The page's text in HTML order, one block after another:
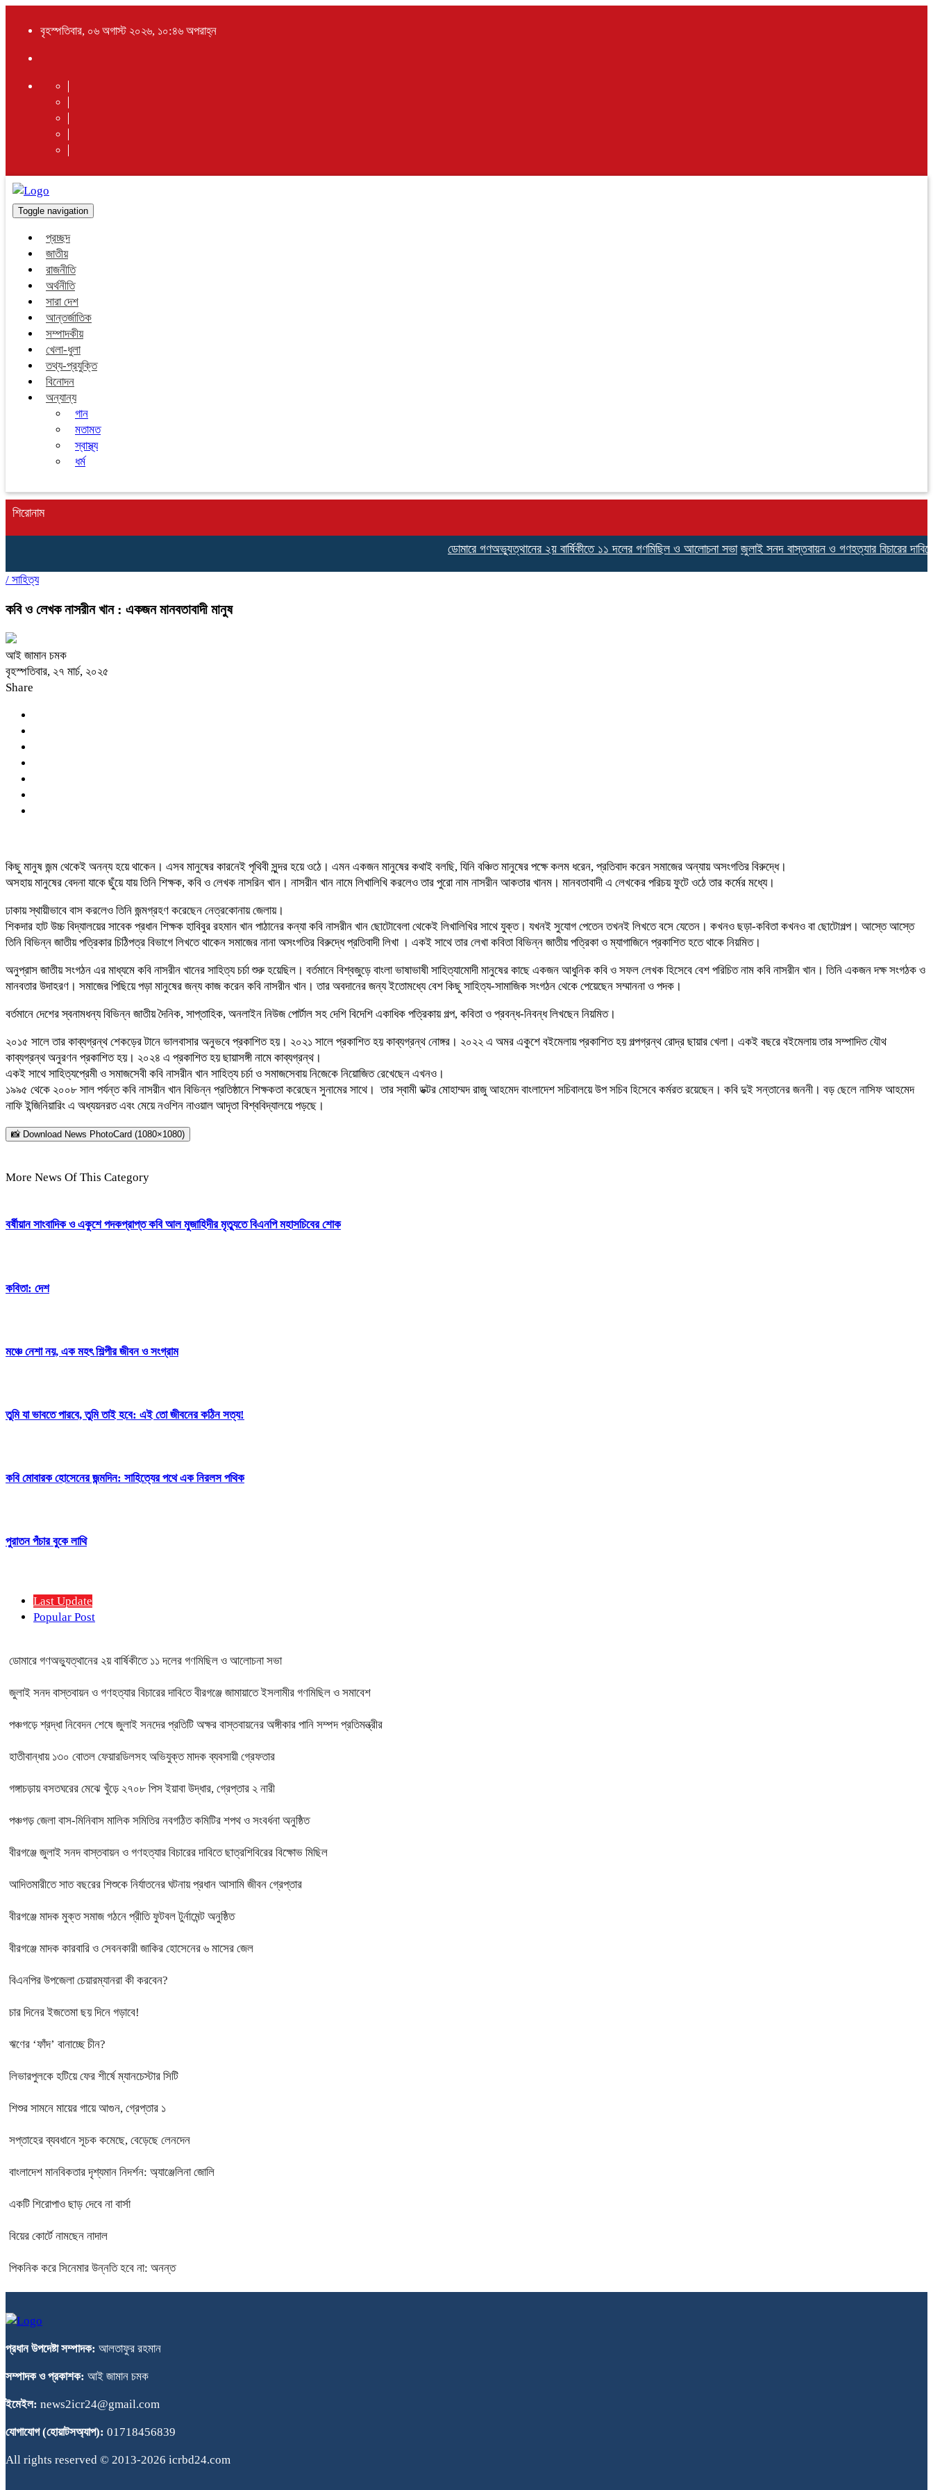
বৃহস্পতিবার, ০৬ অগাস্ট ২০২৬, ১০:৪৬ অপরাহ্ন
Toggle navigation
প্রচ্ছদ
জাতীয়
রাজনীতি
অর্থনীতি
সারা দেশ
আন্তর্জাতিক
সম্পাদকীয়
খেলা-ধুলা
তথ্য-প্রযুক্তি
বিনোদন
অন্যান্য
গান
মতামত
স্বাস্থ্য
ধর্ম
শিরোনাম
ডোমারে গণঅভ্যুত্থানের ২য় বার্ষিকীতে ১১ দলের গণমিছিল ও আলোচনা সভা জুলাই সনদ বাস্তবায়ন ও গণহত্যার বিচারের দাবিতে
/ সাহিত্য
কবি ও লেখক নাসরীন খান : একজন মানবতাবাদী মানুষ
আই জামান চমক
বৃহস্পতিবার, ২৭ মার্চ, ২০২৫
Share
কিছু মানুষ জন্ম থেকেই অনন্য হয়ে থাকেন। এসব মানুষের কারনেই পৃথিবী সুন্দর হয়ে ওঠে। এমন একজন মানুষের কথাই বলছি, যিনি বঞ্চিত মানুষের পক্ষে কলম ধরেন, প্রতিবাদ করেন সমাজের অন্যায় অসংগতির বিরুদ্ধে।
অসহায় মানুষের বেদনা যাকে ছুঁয়ে যায় তিনি শিক্ষক, কবি ও লেখক নাসরিন খান। নাসরীন খান নামে লিখালিখি করলেও তার পুরো নাম নাসরীন আকতার খানম। মানবতাবাদী এ লেখকের পরিচয় ফুটে ওঠে তার কর্মের মধ্যে।
ঢাকায় স্থায়ীভাবে বাস করলেও তিনি জন্মগ্রহণ করেছেন নেত্রকোনায় জেলায়।
শিকদার হাট উচ্চ বিদ্যালয়ের সাবেক প্রধান শিক্ষক হাবিবুর রহমান খান পাঠানের কন্যা কবি নাসরীন খান ছোটোবেলা থেকেই লিখালিখির সাথে যুক্ত। যখনই সুযোগ পেতেন তখনই লিখতে বসে যেতেন। কখনও ছড়া-কবিতা কখনও বা ছোটোগল্প। আস্তে আস্তে
তিনি বিভিন্ন জাতীয় পত্রিকার চিঠিপত্র বিভাগে লিখতে থাকেন সমাজের নানা অসংগতির বিরুদ্ধে প্রতিবাদী লিখা । একই সাথে তার লেখা কবিতা বিভিন্ন জাতীয় পত্রিকা ও ম্যাগাজিনে প্রকাশিত হতে থাকে নিয়মিত।
অনুপ্রাস জাতীয় সংগঠন এর মাধ্যমে কবি নাসরীন খানের সাহিত্য চর্চা শুরু হয়েছিল। বর্তমানে বিশ্বজুড়ে বাংলা ভাষাভাষী সাহিত্যামোদী মানুষের কাছে একজন আধুনিক কবি ও সফল লেখক হিসেবে বেশ পরিচিত নাম কবি নাসরীন খান। তিনি একজন দক্ষ সংগঠক ও
মানবতার উদাহরণ। সমাজের পিছিয়ে পড়া মানুষের জন্য কাজ করেন কবি নাসরীন খান। তার অবদানের জন্য ইতোমধ্যে বেশ কিছু সাহিত্য-সামাজিক সংগঠন থেকে পেয়েছেন সম্মাননা ও পদক।
বর্তমানে দেশের স্বনামধন্য বিভিন্ন জাতীয় দৈনিক, সাপ্তাহিক, অনলাইন নিউজ পোর্টাল সহ দেশি বিদেশি একাধিক পত্রিকায় গল্প, কবিতা ও প্রবন্ধ-নিবন্ধ লিখছেন নিয়মিত।
২০১৫ সালে তার কাব্যগ্রন্থ শেকড়ের টানে ভালবাসার অনুভবে প্রকাশিত হয়। ২০২১ সালে প্রকাশিত হয় কাব্যগ্রন্থ নোঙ্গর। ২০২২ এ অমর একুশে বইমেলায় প্রকাশিত হয় গল্পগ্রন্থ রোদ্র ছায়ার খেলা। একই বছরে বইমেলায় তার সম্পাদিত যৌথ
কাব্যগ্রন্থ অনুরণন প্রকাশিত হয়। ২০২৪ এ প্রকাশিত হয় ছায়াসঙ্গী নামে কাব্যগ্রন্থ।
একই সাথে সাহিত্যপ্রেমী ও সমাজসেবী কবি নাসরীন খান সাহিত্য চর্চা ও সমাজসেবায় নিজেকে নিয়োজিত রেখেছেন এখনও।
১৯৯৫ থেকে ২০০৮ সাল পর্যন্ত কবি নাসরীন খান বিভিন্ন প্রতিষ্ঠানে শিক্ষকতা করেছেন সুনামের সাথে। তার স্বামী ডক্টর মোহাম্মদ রাজু আহমেদ বাংলাদেশ সচিবালয়ে উপ সচিব হিসেবে কর্মরত রয়েছেন। কবি দুই সন্তানের জননী। বড় ছেলে নাসিফ আহমেদ
নাফি ইন্জিনিয়ারিং এ অধ্যয়নরত এবং মেয়ে নওশিন নাওয়াল আদৃতা বিশ্ববিদ্যালয়ে পড়ছে।
📸 Download News PhotoCard (1080×1080)
More News Of This Category
বর্ষীয়ান সাংবাদিক ও একুশে পদকপ্রাপ্ত কবি আল মুজাহিদীর মৃত্যুতে বিএনপি মহাসচিবের শোক
কবিতা: দেশ
মঞ্চে নেশা নয়, এক মহৎ শিল্পীর জীবন ও সংগ্রাম
তুমি যা ভাবতে পারবে, তুমি তাই হবে: এই তো জীবনের কঠিন সত্য!
কবি মোবারক হোসেনের জন্মদিন: সাহিত্যের পথে এক নিরলস পথিক
পুরাতন পঁচার বুকে লাথি
Last Update
Popular Post
ডোমারে গণঅভ্যুত্থানের ২য় বার্ষিকীতে ১১ দলের গণমিছিল ও আলোচনা সভা
জুলাই সনদ বাস্তবায়ন ও গণহত্যার বিচারের দাবিতে বীরগঞ্জে জামায়াতে ইসলামীর গণমিছিল ও সমাবেশ
পঞ্চগড়ে শ্রদ্ধা নিবেদন শেষে জুলাই সনদের প্রতিটি অক্ষর বাস্তবায়নের অঙ্গীকার পানি সম্পদ প্রতিমন্ত্রীর
হাতীবান্ধায় ১৩০ বোতল ফেয়ারডিলসহ অভিযুক্ত মাদক ব্যবসায়ী গ্রেফতার
গঙ্গাচড়ায় বসতঘরের মেঝে খুঁড়ে ২৭০৮ পিস ইয়াবা উদ্ধার, গ্রেপ্তার ২ নারী
পঞ্চগড় জেলা বাস-মিনিবাস মালিক সমিতির নবগঠিত কমিটির শপথ ও সংবর্ধনা অনুষ্ঠিত
বীরগঞ্জে জুলাই সনদ বাস্তবায়ন ও গণহত্যার বিচারের দাবিতে ছাত্রশিবিরের বিক্ষোভ মিছিল
আদিতমারীতে সাত বছরের শিশুকে নির্যাতনের ঘটনায় প্রধান আসামি জীবন গ্রেপ্তার
বীরগঞ্জে মাদক মুক্ত সমাজ গঠনে প্রীতি ফুটবল টুর্নামেন্ট অনুষ্ঠিত
বীরগঞ্জে মাদক কারবারি ও সেবনকারী জাকির হোসেনের ৬ মাসের জেল
বিএনপির উপজেলা চেয়ারম্যানরা কী করবেন?
চার দিনের ইজতেমা ছয় দিনে গড়াবে!
ঋণের ‘ফাঁদ’ বানাচ্ছে চীন?
লিভারপুলকে হটিয়ে ফের শীর্ষে ম্যানচেস্টার সিটি
শিশুর সামনে মায়ের গায়ে আগুন, গ্রেপ্তার ১
সপ্তাহের ব্যবধানে সূচক কমেছে, বেড়েছে লেনদেন
বাংলাদেশ মানবিকতার দৃশ্যমান নিদর্শন: অ্যাঞ্জেলিনা জোলি
একটি শিরোপাও ছাড় দেবে না বার্সা
বিয়ের কোর্টে নামছেন নাদাল
পিকনিক করে সিনেমার উন্নতি হবে না: অনন্ত
প্রধান উপদেষ্টা সম্পাদক: আলতাফুর রহমান
সম্পাদক ও প্রকাশক: আই জামান চমক
ইমেইল: news2icr24@gmail.com
যোগাযোগ (হোয়াটসঅ্যাপ): 01718456839
All rights reserved © 2013-2026 icrbd24.com